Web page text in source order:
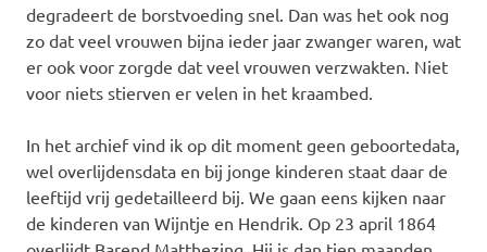
degradeert de borstvoeding snel. Dan was het ook nog
zo dat veel vrouwen bijna ieder jaar zwanger waren, wat
er ook voor zorgde dat veel vrouwen verzwakten. Niet
voor niets stierven er velen in het kraambed.
In het archief vind ik op dit moment geen geboortedata,
wel overlijdensdata en bij jonge kinderen staat daar de
leeftijd vrij gedetailleerd bij. We gaan eens kijken naar
de kinderen van Wijntje en Hendrik. Op 23 april 1864